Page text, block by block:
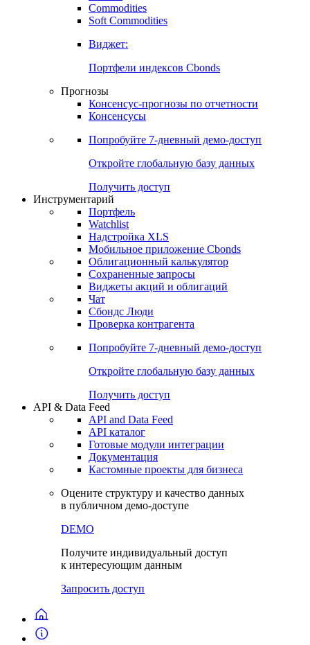
Commodities
Золото
Бензин
Soft Commodities
Виджет:
Портфели индексов Cbonds
Прогнозы
Консенсусы
Попробуйте7-дневный
Откройте глобальную базу данных
Получить доступ
Инструментарий
Портфель
Watchlist
Надстройка XLS
Мобильное приложение Cbonds
Облигационный калькулятор
Сохраненные запросы
Чат
Проверка контрагента
Попробуйте7-дневный
Откройте глобальную базу данных
Получить доступ
API & Data Feed
API and Data Feed
Готовые модули интеграции
Документация
в публичном демо-доступе